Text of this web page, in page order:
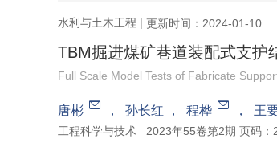
水利与土木工程 | 更新时间：2024-01-10
TBM掘进煤矿巷道装配式支护
Full Scale Model Tests of Fabricate
唐彬 ， 孙长红 ， 程桦 ， 王
工程科学与技术
2023年55卷第2期 页码：